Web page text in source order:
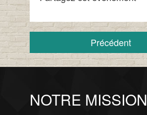
Précédent
NOTRE MISSION